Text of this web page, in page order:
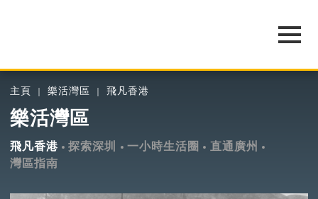
主頁 樂活灣區 飛凡香港
樂活灣區
飛凡香港 探索深圳 一小時生活圈
直通廣州
灣區指南